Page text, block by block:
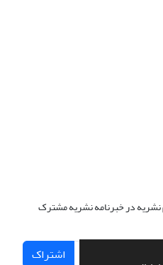
نشریه در خبرنامه نشریه مشترک
اشتراک